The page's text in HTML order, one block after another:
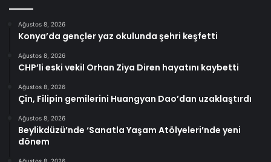
Ağustos 8, 2026
Konya’da gençler yaz okulunda şehri keşfetti
Ağustos 8, 2026
CHP’li eski vekil Orhan Ziya Diren hayatını kaybetti
Ağustos 8, 2026
Çin, Filipin gemilerini Huangyan Dao’dan uzaklaştırdı
Ağustos 8, 2026
Beylikdüzü’nde ‘Sanatla Yaşam Atölyeleri’nde yeni
dönem
Ağustos 8, 2026